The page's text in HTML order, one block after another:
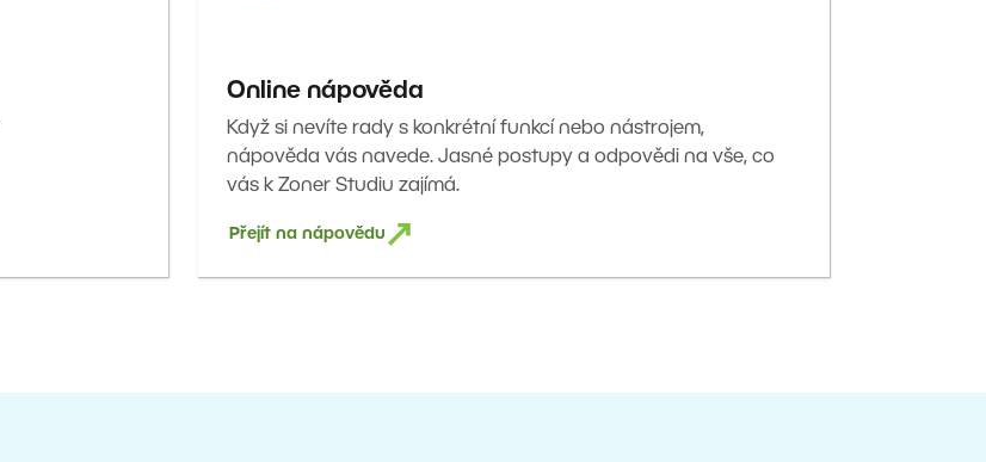
Online nápověda
Když si nevíte rady s konkrétní funkcí nebo nástrojem,
nápověda vás navede. Jasné postupy a odpovědi na vše, co
vás k Zoner Studiu zajímá.
Přejít na nápovědu